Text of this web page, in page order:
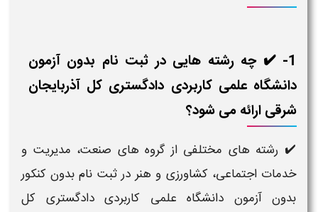
1- ✔️ چه رشته هایی در ثبت نام بدون آزمون
دانشگاه علمی کاربردی دادگستری کل آذربایجان
شرقی ارائه می شود؟
✔️ رشته های مختلفی از گروه های صنعت، مدیریت و
خدمات اجتماعی، کشاورزی و هنر در ثبت نام بدون کنکور
بدون آزمون دانشگاه علمی کاربردی دادگستری کل